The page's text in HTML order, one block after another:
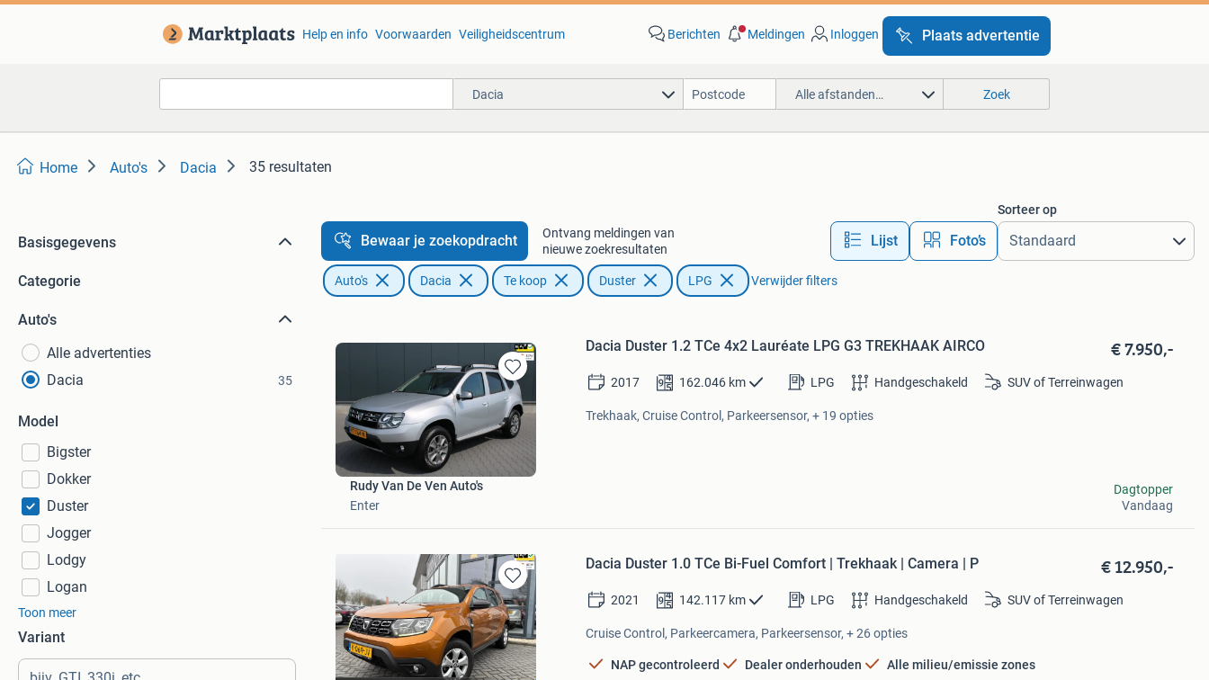
Help en info Voorwaarden Veiligheidscentrum Berichten Meldingen Inloggen Plaats advertentie
Dacia Alle afstanden… Zoek
Home Auto's Dacia 35 resultaten
Basisgegevens
Categorie
Auto's
Alle advertenties
Dacia
35
Model
Bigster
Dokker
Duster
Jogger
Lodgy
Logan
Toon meer
Variant
Bewaar je zoekopdracht
Ontvang meldingen van
nieuwe zoekresultaten
Lijst Foto’s
Sorteer op
Auto's Dacia Te koop Duster LPG Verwijder filters
Bewaren
in
Mijn
Favorieten
Dacia Duster 1.2 TCe 4x2 Lauréate LPG G3 TREKHAAK AIRCO € 7.950,-
2017 162.046 km LPG Handgeschakeld SUV of Terreinwagen
Trekhaak, Cruise Control, Parkeersensor, + 19 opties
Rudy Van De Ven Auto's
Enter
Dagtopper
Vandaag
Bewaren
in
Mijn
Favorieten
Dacia Duster 1.0 TCe Bi-Fuel Comfort | Trekhaak | Camera | P € 12.950,-
2021 142.117 km LPG Handgeschakeld SUV of Terreinwagen
Cruise Control, Parkeercamera, Parkeersensor, + 26 opties
NAP gecontroleerd Dealer onderhouden Alle milieu/emissie zones